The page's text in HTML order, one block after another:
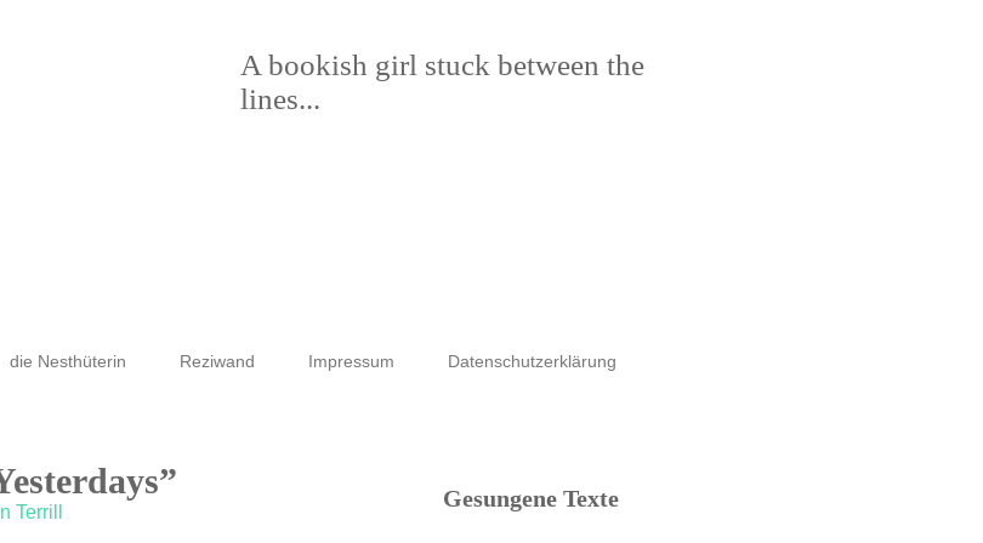
A bookish girl stuck between the
lines...
die Nesthüterin Reziwand Impressum Datenschutzerklärung
Terrill
Gesungene Texte